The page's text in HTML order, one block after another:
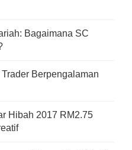
Bagaimana SC
Berpengalaman
Hibah 2017 RM2.75